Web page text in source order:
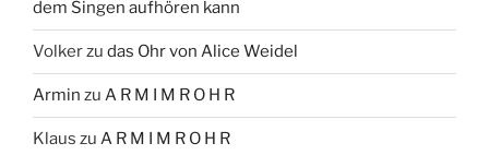
dem Singen aufhören kann
Volkerzu das Ohr von Alice Weidel
Armin zu A R M I M R O H R
Klaus zu A R M I M R O H R